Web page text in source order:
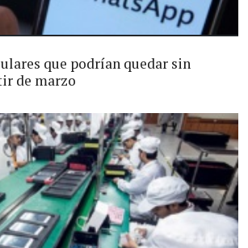
que podrían quedar sin
de marzo